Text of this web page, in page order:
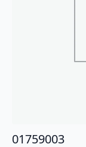
01759003